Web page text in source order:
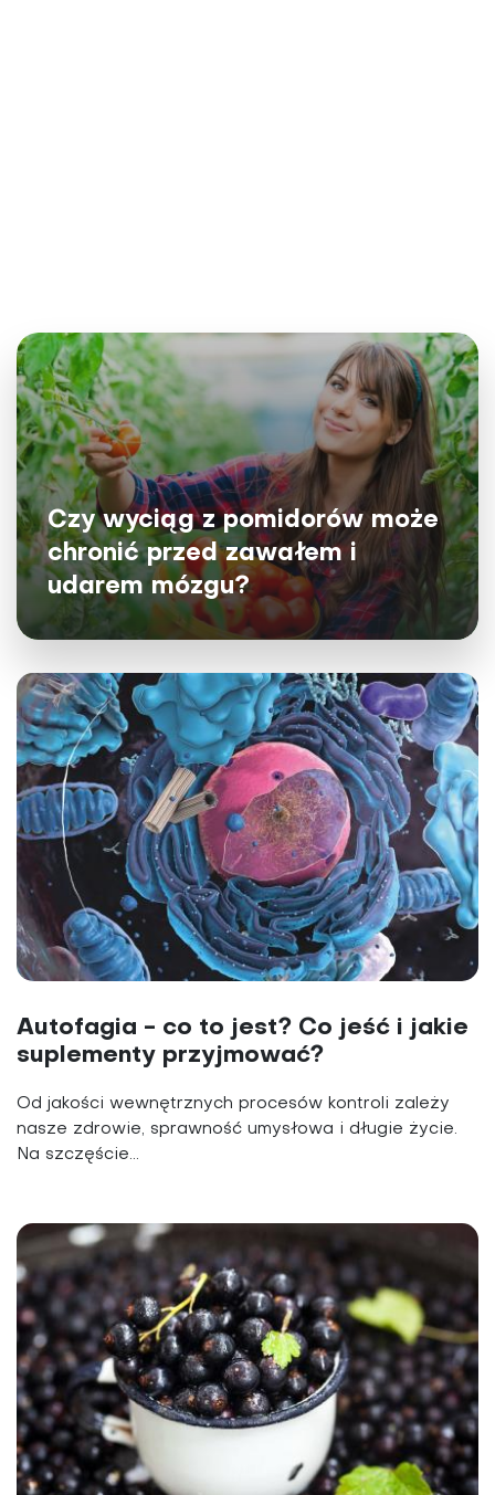
Czy wyciąg z pomidorów może
chronić przed zawałem i
udarem mózgu?
Autofagia - co to jest? Co jeść i jakie
suplementy przyjmować?
Od jakości wewnętrznych procesów kontroli zależy
nasze zdrowie, sprawność umysłowa i długie życie.
Na szczęście...